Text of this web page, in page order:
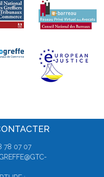
78 07 07